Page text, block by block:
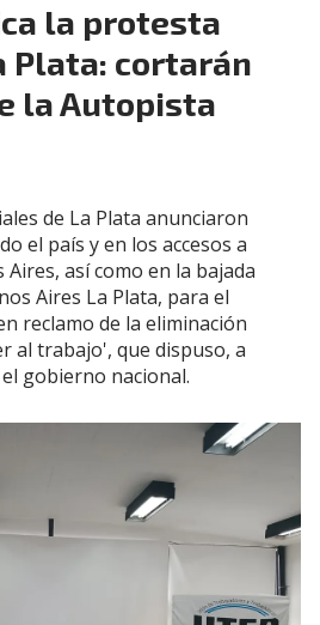
la protesta
Plata: cortarán
la Autopista
de La Plata anunciaron
el país y en los accesos a
Aires, así como en la bajada
Aires La Plata, para el
reclamo de la eliminación
al trabajo', que dispuso, a
gobierno nacional.